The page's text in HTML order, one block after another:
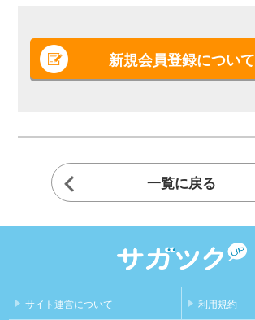
新規会員登録について
一覧に戻る
サイト運営について 利用規約